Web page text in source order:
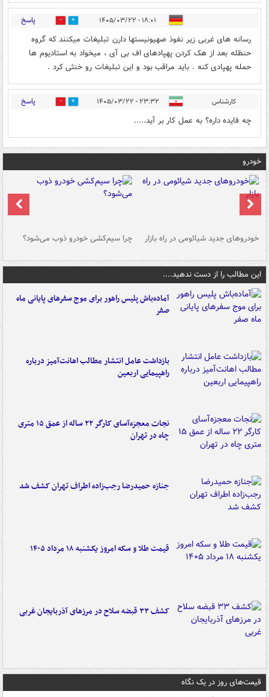
۱۸:۰۱ - ۱۴۰۵/۰۳/۲۲ 0 پاسخ
رسانه های غربی زیر نفوذ صهیونیستها دارن تبلیغات میکنند که گروه
حنظله بعد از هک کردن پهپادهای اف بی آی ، میخواد به استادیوم ها
حمله پهپادی کنه . باید مراقب بود و این تبلیغات رو خنثی کرد .
کارشناس ۲۳:۳۲ - ۱۴۰۵/۰۳/۲۲ 0 پاسخ
چه فایده داره؟ به عمل کار بر آید.....
خودرو
خودروهای جدید شیائومی در راه بازار چرا سیم‌کشی خودرو ذوب می‌شود؟
این مطالب را از دست ندهید....
آماده‌باش پلیس راهور برای موج سفرهای پایانی ماه
صفر
بازداشت عامل انتشار مطالب اهانت‌آمیز درباره
راهپیمایی اربعین
نجات معجزه‌آسای کارگر ۲۲ ساله از عمق ۱۵ متری
چاه در تهران
جنازه حمیدرضا رجب‌زاده اطراف تهران کشف شد
قیمت طلا و سکه امروز یکشنبه ۱۸ مرداد ۱۴۰۵
کشف ۳۳ قبضه سلاح در مرزهای آذربایجان غربی
قیمت‌های روز در یک نگاه